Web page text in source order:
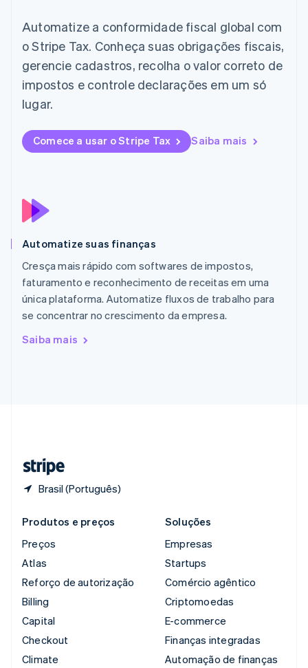
Automatize a conformidade fiscal global com
o Stripe Tax. Conheça suas obrigações fiscais,
gerencie cadastros, recolha o valor correto de
impostos e controle declarações em um só
lugar.
Comece a usar o Stripe Tax Saiba mais
Automatize suas finanças
Cresça mais rápido com softwares de impostos,
faturamento e reconhecimento de receitas em uma
única plataforma. Automatize fluxos de trabalho para
se concentrar no crescimento da empresa.
Saiba mais
Brasil (Português)
Malásia
Malta
English
México
EspañolEnglish
Noruega
Nova Zelândia
English
English
Portugal
RAE de Hong Kong, China
English简体中文
Reino Unido
República Tcheca
English
English
Produtos e preços
Preços
Atlas
Reforço de autorização
Billing
Capital
Checkout
Climate
Soluções
Empresas
Startups
Comércio agêntico
Criptomoedas
E-commerce
Finanças integradas
Automação de finanças